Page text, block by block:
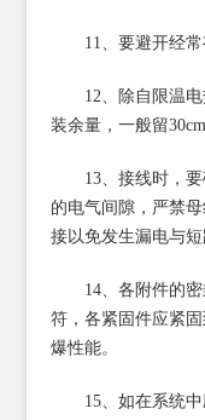
11、要避开经常
12、除自限温电
装余量，一般留
13、接线时，要
的电气间隙，严禁
接以免发生漏电与短
14、各附件的密
符，各紧固件应紧
爆性能。
15、如在系统中